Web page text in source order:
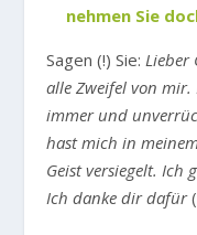
nehmen Sie
Sagen (!) Sie: Lieber
alle Zweifel von
immer und
hast mich in
Geist versiegelt.
Ich danke dir dafür